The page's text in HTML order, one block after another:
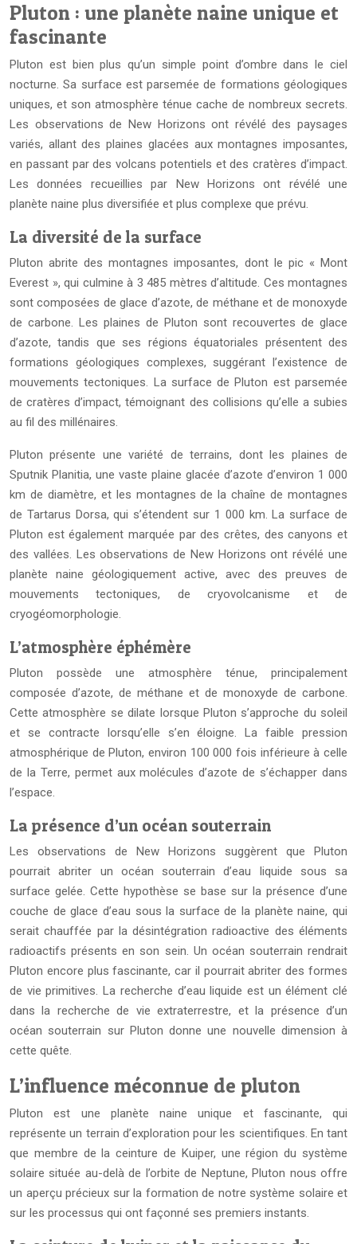
Pluton : une planète naine unique et
fascinante
Pluton est bien plus qu’un simple point d’ombre dans le ciel
nocturne. Sa surface est parsemée de formations géologiques
uniques, et son atmosphère ténue cache de nombreux secrets.
Les observations de New Horizons ont révélé des paysages
variés, allant des plaines glacées aux montagnes imposantes,
en passant par des volcans potentiels et des cratères d’impact.
Les données recueillies par New Horizons ont révélé une
planète naine plus diversifiée et plus complexe que prévu.
La diversité de la surface
Pluton abrite des montagnes imposantes, dont le pic « Mont
Everest », qui culmine à 3 485 mètres d’altitude. Ces montagnes
sont composées de glace d’azote, de méthane et de monoxyde
de carbone. Les plaines de Pluton sont recouvertes de glace
d’azote, tandis que ses régions équatoriales présentent des
formations géologiques complexes, suggérant l’existence de
mouvements tectoniques. La surface de Pluton est parsemée
de cratères d’impact, témoignant des collisions qu’elle a subies
au fil des millénaires.
Pluton présente une variété de terrains, dont les plaines de
Sputnik Planitia, une vaste plaine glacée d’azote d’environ 1 000
km de diamètre, et les montagnes de la chaîne de montagnes
de Tartarus Dorsa, qui s’étendent sur 1 000 km. La surface de
Pluton est également marquée par des crêtes, des canyons et
des vallées. Les observations de New Horizons ont révélé une
planète naine géologiquement active, avec des preuves de
mouvements tectoniques, de cryovolcanisme et de
cryogéomorphologie.
L’atmosphère éphémère
Pluton possède une atmosphère ténue, principalement
composée d’azote, de méthane et de monoxyde de carbone.
Cette atmosphère se dilate lorsque Pluton s’approche du soleil
et se contracte lorsqu’elle s’en éloigne. La faible pression
atmosphérique de Pluton, environ 100 000 fois inférieure à celle
de la Terre, permet aux molécules d’azote de s’échapper dans
l’espace.
La présence d’un océan souterrain
Les observations de New Horizons suggèrent que Pluton
pourrait abriter un océan souterrain d’eau liquide sous sa
surface gelée. Cette hypothèse se base sur la présence d’une
couche de glace d’eau sous la surface de la planète naine, qui
serait chauffée par la désintégration radioactive des éléments
radioactifs présents en son sein. Un océan souterrain rendrait
Pluton encore plus fascinante, car il pourrait abriter des formes
de vie primitives. La recherche d’eau liquide est un élément clé
dans la recherche de vie extraterrestre, et la présence d’un
océan souterrain sur Pluton donne une nouvelle dimension à
cette quête.
L’influence méconnue de pluton
Pluton est une planète naine unique et fascinante, qui
représente un terrain d’exploration pour les scientifiques. En tant
que membre de la ceinture de Kuiper, une région du système
solaire située au-delà de l’orbite de Neptune, Pluton nous offre
un aperçu précieux sur la formation de notre système solaire et
sur les processus qui ont façonné ses premiers instants.